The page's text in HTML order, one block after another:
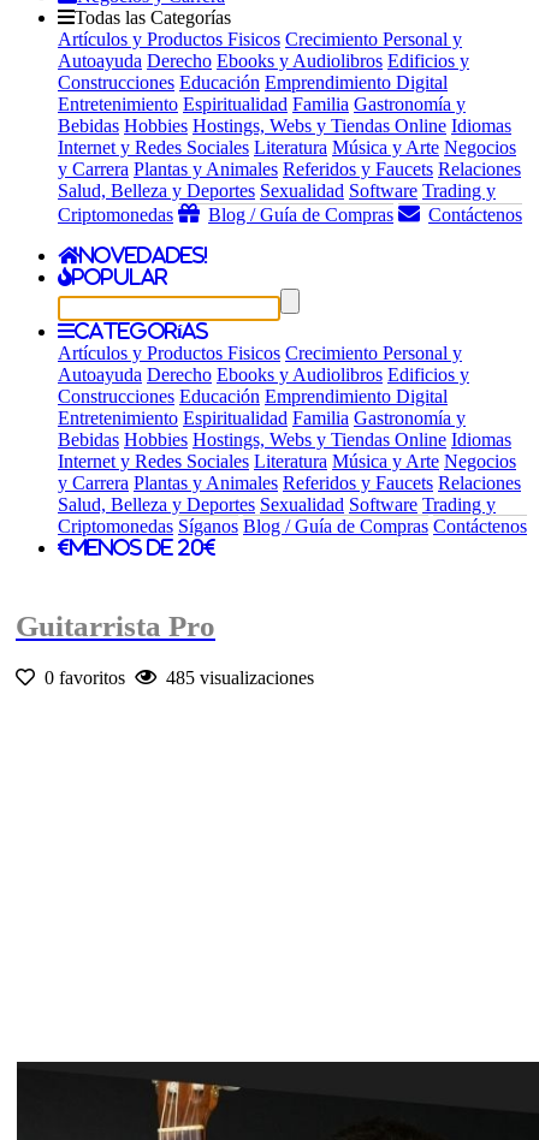
Todas las Categorías
Artículos y Productos Fisicos Crecimiento Personal y
Autoayuda Derecho Ebooks y Audiolibros Edificios y
Construcciones Educación Emprendimiento Digital
Entretenimiento Espiritualidad Familia Gastronomía y
Bebidas Hobbies Hostings, Webs y Tiendas Online Idiomas
Internet y Redes Sociales Literatura Música y Arte Negocios
y Carrera Plantas y Animales Referidos y Faucets Relaciones
Salud, Belleza y Deportes Sexualidad Software Trading y
Criptomonedas
Blog / Guía de Compras Contáctenos
Novedades!
Popular
Categorías
Artículos y Productos Fisicos Crecimiento Personal y
Autoayuda Derecho Ebooks y Audiolibros Edificios y
Construcciones Educación Emprendimiento Digital
Entretenimiento Espiritualidad Familia Gastronomía y
Bebidas Hobbies Hostings, Webs y Tiendas Online Idiomas
Internet y Redes Sociales Literatura Música y Arte Negocios
y Carrera Plantas y Animales Referidos y Faucets Relaciones
Salud, Belleza y Deportes Sexualidad Software Trading y
Criptomonedas Síganos Blog / Guía de Compras Contáctenos
Menos de 20€
Guitarrista Pro
0 favoritos 485 visualizaciones